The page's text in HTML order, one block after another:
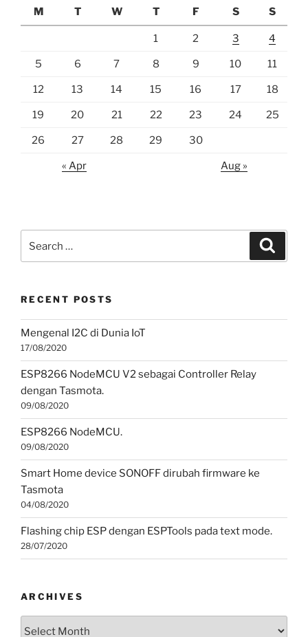
M
T W T F S S
1 2 3 4
5 6 7 8 9 10 11
12 13 14 15 16 17 18
19 20 21 22 23 24 25
26 27 28 29 30
« Apr Aug »
for:
RECENT POSTS
Mengenal I2C di Dunia IoT
17/08/2020
ESP8266 NodeMCU V2 sebagai Controller Relay
dengan Tasmota.
09/08/2020
ESP8266 NodeMCU.
09/08/2020
Smart Home device SONOFF dirubah firmware ke
Tasmota
04/08/2020
Flashing chip ESP dengan ESPTools pada text mode.
28/07/2020
ARCHIVES